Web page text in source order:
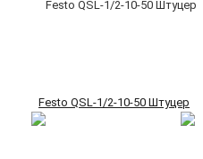
Festo QSL-1/2-10-50 Штуцер